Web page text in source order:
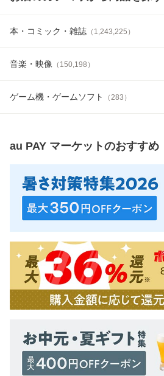
本・コミック・雑誌 （ 1,243,225 ）
音楽・映像 （ 150,198 ）
ゲーム機・ゲームソフト （283 ）
au PAY マーケットのおすすめ